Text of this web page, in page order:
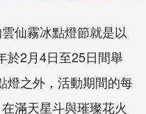
仙霧冰點燈節就是以
於2月4日至25日間舉
燈之外，活動期間的每
滿天星斗與璀璨花火